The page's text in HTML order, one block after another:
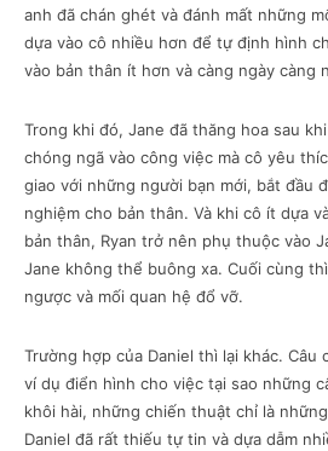
anh đã chán ghét và đánh mất những
dựa vào cô nhiều hơn để tự định hình
vào bản thân ít hơn và càng ngày càng
Trong khi đó, Jane đã thăng hoa sau
chóng ngã vào công việc mà cô yêu
giao với những người bạn mới, bắt đầu
nghiệm cho bản thân. Và khi cô ít dựa
bản thân, Ryan trở nên phụ thuộc vào
Jane không thể buông xa. Cuối cùng
ngược và mối quan hệ đổ vỡ.
Trường hợp của Daniel thì lại khác. Câu
ví dụ điển hình cho việc tại sao những
khôi hài, những chiến thuật chỉ là
Daniel đã rất thiếu tự tin và dựa dẫm